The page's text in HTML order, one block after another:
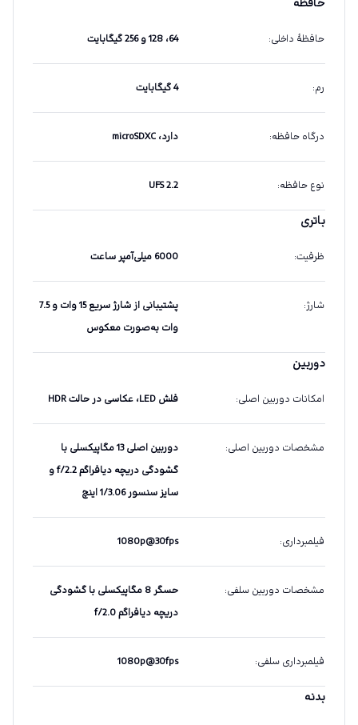
حافظه
حافظهٔ داخلی: 64، 128 و 256 گیگابایت
رم: 4 گیگابایت
درگاه حافظه: دارد، microSDXC
نوع حافظه:
UFS 2.2
باتری
ظرفیت: 6000 میلی‌آمپر ساعت
شارژ:
پشتیبانی از شارژ سریع 15 وات و 7.5
وات به‌صورت معکوس
دوربین
امکانات دوربین اصلی: فلش LED، عکاسی در حالت HDR
مشخصات دوربین اصلی:
دوربین اصلی 13 مگاپیکسلی با
گشودگی دریچه دیافراگم f/2.2 و
سایز سنسور 1/3.06 اینچ
فیلمبرداری:
1080p@30fps
مشخصات دوربین سلفی:
حسگر 8 مگاپیکسلی با گشودگی
دریچه دیافراگم f/2.0
فیلمبرداری سلفی:
1080p@30fps
بدنه